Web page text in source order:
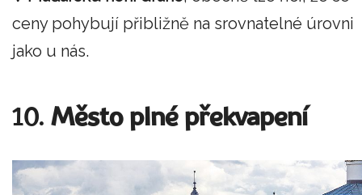
ceny pohybují přibližně na srovnatelné úrovni
jako u nás.
10. Město plné překvapení